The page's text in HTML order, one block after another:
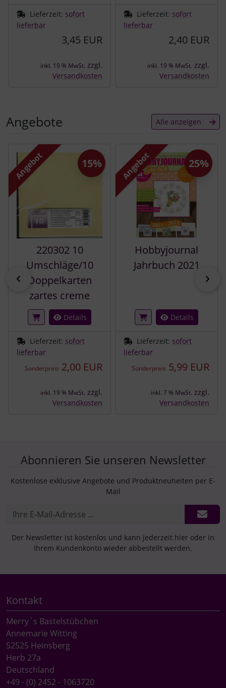
Lieferzeit: sofort
lieferbar
3,45 EUR
inkl. 19 % MwSt. zzgl.
Versandkosten
Lieferzeit: sofort
lieferbar
2,40 EUR
inkl. 19 % MwSt. zzgl.
Versandkosten
Angebote Alle anzeigen
Es folgt ein Produktslider - navigieren Sie mit der Tab-
zurück
Angebot
220302 10
Umschläge/10
Doppelkarten
zartes creme
Details
Lieferzeit: sofort
lieferbar
Sonderpreis 2,00 EUR
15%
inkl. 19 % MwSt. zzgl.
Versandkosten
Angebot
Hobbyjournal
Jahrbuch 2021
Details
Lieferzeit: sofort
lieferbar
Sonderpreis 5,99 EUR
25%
inkl. 7 % MwSt. zzgl.
Versandkosten
Abonnieren Sie unseren Newsletter
Kostenlose exklusive Angebote und Produktneuheiten per E-
Mail
Der Newsletter ist kostenlos und kann jederzeit hier oder in
Ihrem Kundenkonto wieder abbestellt werden.
Kontakt
Merry`s Bastelstübchen
Annemarie Witting
52525 Heinsberg
Herb 27a
Deutschland
+49 - (0) 2452 - 1063720